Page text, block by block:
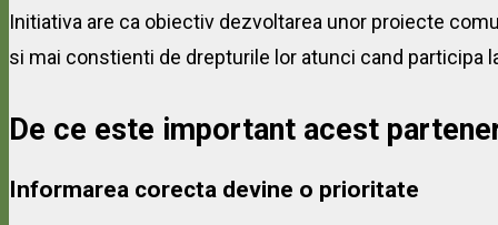
Initiativa are ca obiectiv dezvoltarea unor proiecte
si mai constienti de drepturile lor atunci cand participa
De ce este important acest
Informarea corecta devine o prioritate